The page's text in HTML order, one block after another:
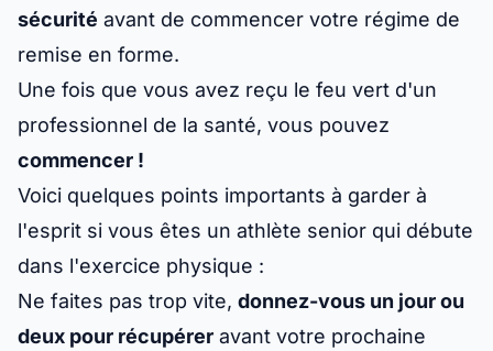
sécurité avant de commencer votre régime de
remise en forme.
Une fois que vous avez reçu le feu vert d'un
professionnel de la santé, vous pouvez
commencer !
Voici quelques points importants à garder à
l'esprit si vous êtes un athlète senior qui débute
dans l'exercice physique :
Ne faites pas trop vite, donnez-vous un jour ou
deux pour récupérer avant votre prochaine